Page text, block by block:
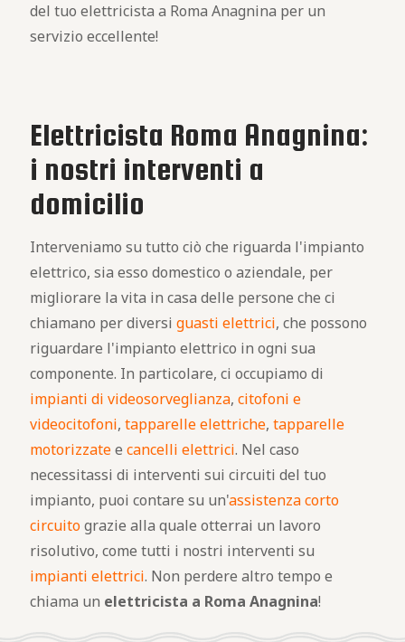
del tuo elettricista a Roma Anagnina per un
servizio eccellente!
Elettricista Roma Anagnina:
i nostri interventi a
domicilio
Interveniamo su tutto ciò che riguarda l'impianto
elettrico, sia esso domestico o aziendale, per
migliorare la vita in casa delle persone che ci
chiamano per diversi guasti elettrici, che possono
riguardare l'impianto elettrico in ogni sua
componente. In particolare, ci occupiamo di
impianti di videosorveglianza, citofoni e
videocitofoni, tapparelle elettriche, tapparelle
motorizzatee cancelli elettrici. Nel caso
necessitassi di interventi sui circuiti del tuo
impianto, puoi contare su un'assistenza corto
circuitograzie alla quale otterrai un lavoro
risolutivo, come tutti i nostri interventi su
impianti elettrici. Non perdere altro tempo e
chiama un elettricista a Roma Anagnina!